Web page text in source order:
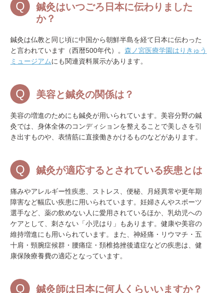
鍼灸はいつごろ日本に伝わりました
か？
鍼灸は仏教と同じ頃に中国から朝鮮半島を経て日本に伝わった
と言われています（西暦500年代）。森ノ宮医療学園はりきゅう
ミュージアムにも関連資料展示があります。
美容と鍼灸の関係は？
美容の増進のためにも鍼灸が用いられています。美容分野の鍼
灸では、身体全体のコンディションを整えることで美しさを引
き出すものや、表情筋に直接働きかけるものなどがあります。
鍼灸が適応するとされている疾患とは
痛みやアレルギー性疾患、ストレス、便秘、月経異常や更年期
障害など幅広い疾患に用いられています。妊婦さんやスポーツ
選手など、薬の飲めない人に愛用されているほか、乳幼児への
ケアとして、刺さない「小児はり」もあります。健康や美容の
維持増進にも用いられています。また、神経痛・リウマチ・五
十肩・頸腕症候群・腰痛症・頚椎捻挫後遺症などの疾患は、健
康保険療養費の適応となっています。
鍼灸師は日本に何人くらいいますか？